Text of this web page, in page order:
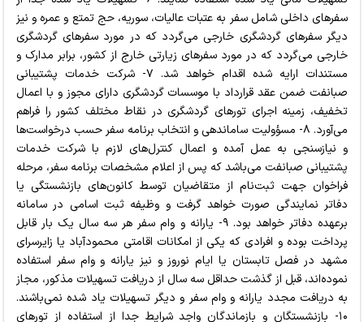
سفرهای داخلی شامل سفر به عتبات عالیات، سوریه، حج تمتع و عمره و نیز
دیگر سفرهای گردشگری خارجی می‌گردد که در مورد سفرهای گردشگری
خارجی می‌گردد که در مورد سفرهای زیارتی خارج از کشور، برابر مدارک و
مستندات ارایه شده اقدام خواهد شد. ۷- شرکت خدمات پشتیبانی
صبانفت ضمن عقد قرارداد با موسسات گردشگری دارای مجوز و با اعمال
تخفیف، زمینه اجرای تورهای گردشگری در نقاط مختلف کشور را فراهم
می‌آورد. ۸- مسؤولیت ساماندهی و انتخاب برنامه سفر حسب درخواست‌ها
و نیازسنجی به عمل آمده و اعمال کنترل‌های لازم با شرکت خدمات
پشتیبانی صبانفت می‌باشد که پس از اعلام مشخصات برنامه سفر، مرحله
فراخوان جهت ثبت‌نام از متقاضیان توسط کانون‌های بازنشستگی یا
دفاتر نمایندگی صورت خواهد گرفت و وظیفه ثبت اسامی در سامانه
برعهده دفاتر خواهد بود. ۹- یارانه و وام سفر هر سه سال یک بار قابل
پرداخت بوده و افرادی که یکی از امکانات اقامتی محمودآباد یا زایرسرای
مشهد در فصل تابستان یا ایام نوروز و نیز یارانه و وام سفر استفاده
نموده‌اند، قبل از گذشت حداقل سه سال از دریافت تسهیلات مذکور، مجاز
به دریافت مجدد یارانه و وام سفر و دیگر تسهیلات یاد شده نمی‌باشند.
۱۰- بازنشستگان و بازماندگان واجد شرایط جدا از استفاده از تورهای